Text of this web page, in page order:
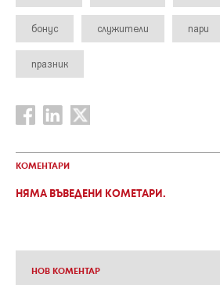
бонус служители пари
празник
КОМЕНТАРИ
НЯМА ВЪВЕДЕНИ КОМЕТАРИ.
НОВ КОМЕНТАР